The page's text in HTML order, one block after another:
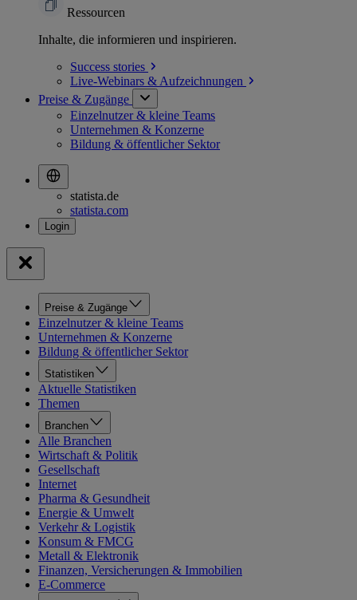
Ressourcen
Inhalte, die informieren und inspirieren.
Success stories
Live-Webinars & Aufzeichnungen
Preise & Zugänge
Einzelnutzer & kleine Teams
Unternehmen & Konzerne
Bildung & öffentlicher Sektor
statista.de
statista.com
Preise & Zugänge
Einzelnutzer & kleine Teams
Unternehmen & Konzerne
Bildung & öffentlicher Sektor
Statistiken
Aktuelle Statistiken
Themen
Branchen
Alle Branchen
Wirtschaft & Politik
Gesellschaft
Internet
Pharma & Gesundheit
Energie & Umwelt
Verkehr & Logistik
Konsum & FMCG
Metall & Elektronik
Finanzen, Versicherungen & Immobilien
E-Commerce